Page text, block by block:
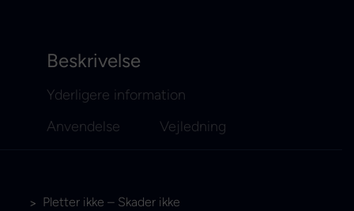
Beskrivelse
Yderligere information
Anvendelse
Vejledning
Pletter ikke – Skader ikke